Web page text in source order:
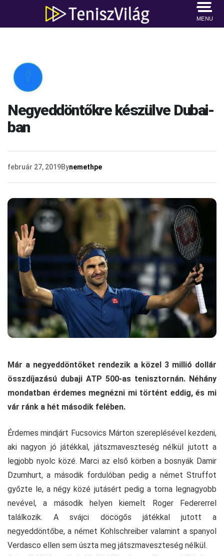
MENU

Negyeddöntőkre készülve Dubai-
ban
február 27, 2019Bynemethpe
Már a negyeddöntőket rendezik a közel 3 millió dollár
összdíjazású dubaji ATP 500-as tenisztornán. Néhány
mondatban érdemes megnézni mi történt eddig, és mi
vár ránk a hét második felében.
Érdemes mindjárt Fucsovics Márton szereplésével kezdeni,
aki nagyon jó játékkal, játszmaveszteség nélkül jutott a
legjobb nyolc közé. Marci az első körben a bosnyák Damir
Dzumhurt, a második fordulóban pedig a német Struffot
győzte le, a négy közé jutásért pedig a torna legnagyobb
nevével, a második helyen kiemelt Roger Federerrel
találkozik. A svájci döcögős játékkal jutott a
negyeddöntőbe, a német Kohlschreiber valamint a spanyol
Verdasco ellen sem úszta meg játszmaveszteség nélkül.